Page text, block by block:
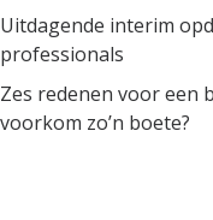
Uitdagende interim
professionals
Zes redenen voor een
voorkom zo’n boete?